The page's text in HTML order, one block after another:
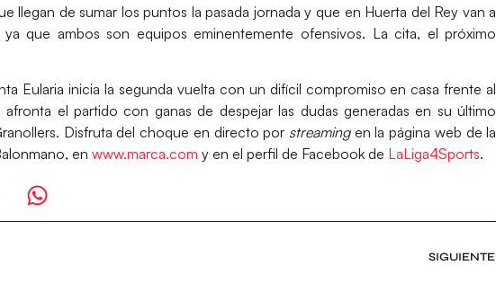
llegan de sumar los puntos la pasada jornada y que en Huerta del Rey van a
que ambos son equipos eminentemente ofensivos. La cita, el próximo
Eularia inicia la segunda vuelta con un difícil compromiso en casa frente al
afronta el partido con ganas de despejar las dudas generadas en su último
Disfruta del choque en directo por streamingen la página web de la
en www.marca.com y en el perfil de Facebook de LaLiga4Sports.
SIGUIENTE